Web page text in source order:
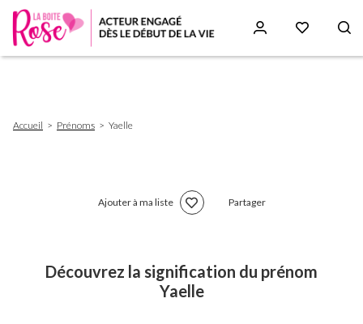
d'Ariane
Accueil Prénoms Yaelle
Ajouter à ma liste Partager
Découvrez la signification du prénom
Yaelle